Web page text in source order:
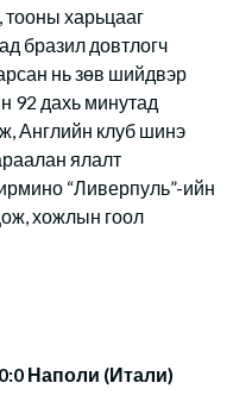
тооны харьцааг
бразил довтлогч
нь зөв шийдвэр
92 дахь минутад
Английн клуб шинэ
ялалт
“Ливерпуль”-ийн
хожлын гоол
Наполи (Итали)